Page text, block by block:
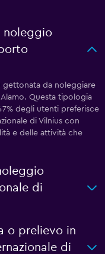
noleggio
gettonata da noleggiare
Questa tipologia
degli utenti preferisce
di Vilnius con
e delle attività che
di
o prelievo in
di